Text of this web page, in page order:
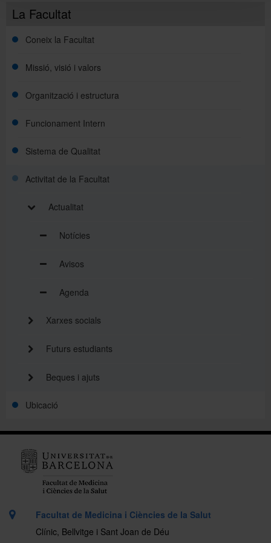
La Facultat
Coneix la Facultat
Missió, visió i valors
Organització i estructura
Funcionament Intern
Sistema de Qualitat
Activitat de la Facultat
Actualitat
Notícies
Avisos
Agenda
Xarxes socials
Futurs estudiants
Beques i ajuts
Ubicació
Facultat de Medicina i Ciències de la Salut
Clínic, Bellvitge i Sant Joan de Déu